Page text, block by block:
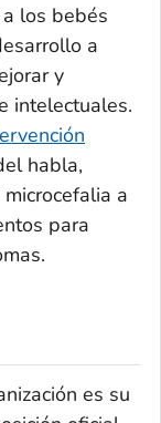
los bebés
a
y
intelectuales.
habla,
a
para
es su